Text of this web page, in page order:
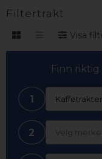
Filtertrakt
Visa
Finn riktig
1 Kaffetrakter
2 Velg merke